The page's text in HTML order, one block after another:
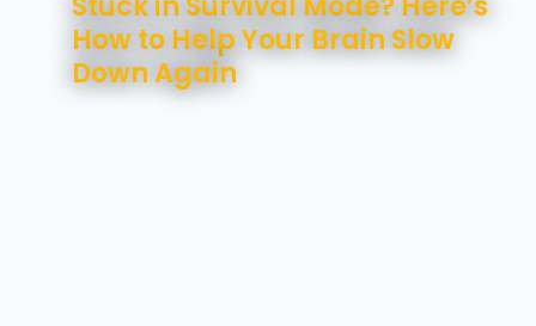
How to Help Your Brain Slow
Down Again